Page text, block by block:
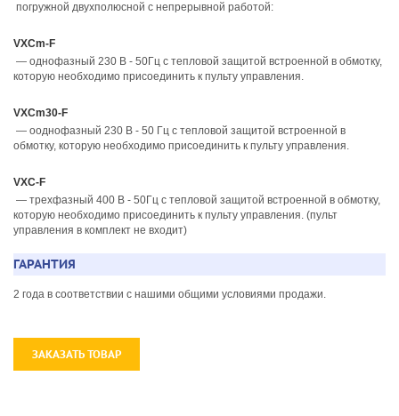
погружной двухполюсной с непрерывной работой:
VXCm-F
— однофазный 230 В - 50Гц с тепловой защитой встроенной в обмотку,
которую необходимо присоединить к пульту управления.
VXCm30-F
— ооднофазный 230 В - 50 Гц с тепловой защитой встроенной в
обмотку, которую необходимо присоединить к пульту управления.
VXC-F
— трехфазный 400 В - 50Гц с тепловой защитой встроенной в обмотку,
которую необходимо присоединить к пульту управления. (пульт
управления в комплект не входит)
ГАРАНТИЯ
2 года в соответствии с нашими общими условиями продажи.
ЗАКАЗАТЬ ТОВАР